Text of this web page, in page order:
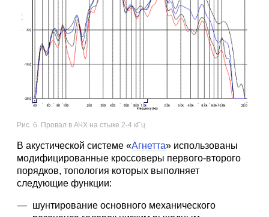
Рис. 6. Провал в АЧХ на стыке 2-4 кГц
В акустической системе «Агнетта» использованы
модифицированные кроссоверы первого-второго
порядков, топология которых выполняет
следующие функции:
шунтирование основного механического